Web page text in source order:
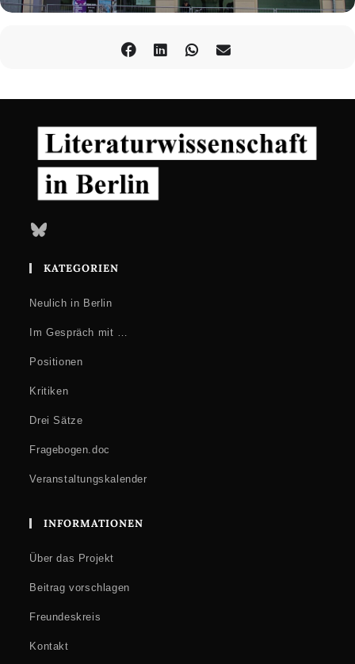
Bluesky
KATEGORIEN
Neulich in Berlin
Im Gespräch mit …
Positionen
Kritiken
Drei Sätze
Fragebogen.doc
Veranstaltungskalender
INFORMATIONEN
Über das Projekt
Beitrag vorschlagen
Freundeskreis
Kontakt